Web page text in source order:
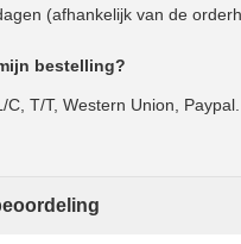
(afhankelijk van de
bestelling?
T/T, Western Union, Paypal.